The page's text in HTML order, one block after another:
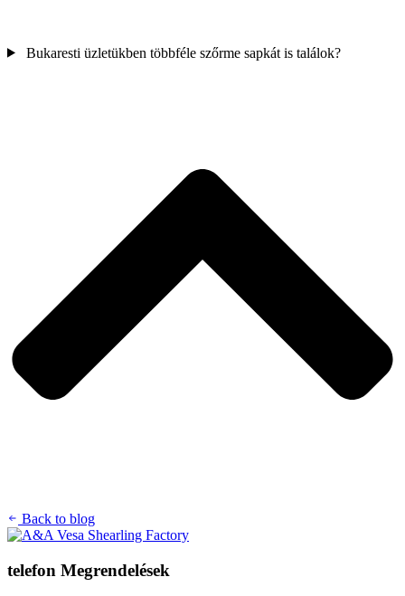
Bukaresti üzletükben többféle szőrme sapkát is találok?
Back to blog
telefon Megrendelések